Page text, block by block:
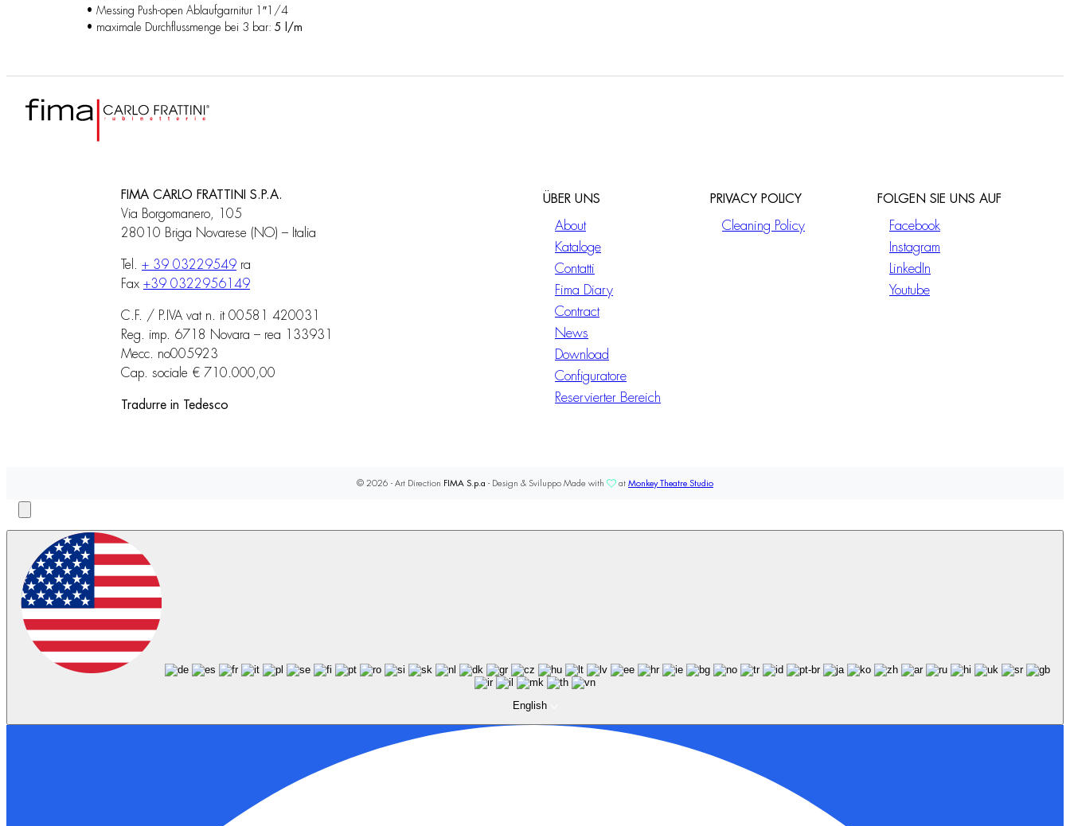
• Messing Push-open Ablaufgarnitur 1″1/4
• maximale Durchflussmenge bei 3 bar: 5 l/m
FIMA CARLO FRATTINI S.P.A.
Via Borgomanero, 105
28010 Briga Novarese (NO) – Italia
Tel. + 39 03229549 ra
Fax +39 0322956149
C.F. / P.IVA vat n. it 00581 420031
Reg. imp. 6718 Novara – rea 133931
Mecc. no005923
Cap. sociale € 710.000,00
Tradurre in Tedesco
ÜBER UNS
About
Kataloge
Contatti
Fima Diary
Contract
News
Download
Configuratore
Reservierter Bereich
PRIVACY POLICY
Cleaning Policy
FOLGEN SIE UNS AUF
Facebook
Instagram
LinkedIn
Youtube
© 2026 - Art Direction FIMA S.p.a - Design & Sviluppo Made with at Monkey Theatre Studio
English